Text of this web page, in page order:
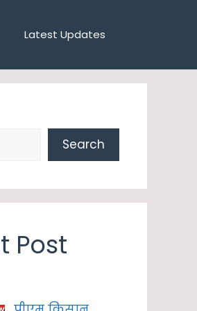
Latest Updates
Search
Post